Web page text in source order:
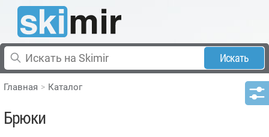
Искать
Главная Каталог
Брюки